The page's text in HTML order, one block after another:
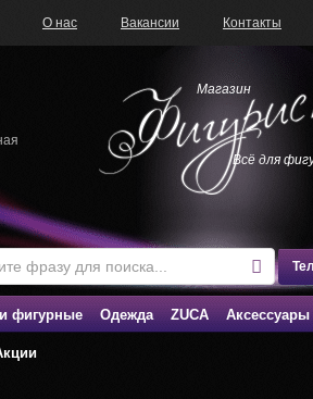
О нас Вакансии Контакты
Магазин
Всё для
фигурные Одежда ZUCA Аксессуары